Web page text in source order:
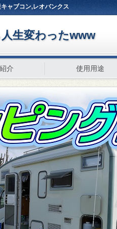
ャブコン,レオバンクス
生変わったwww
介 使用用途